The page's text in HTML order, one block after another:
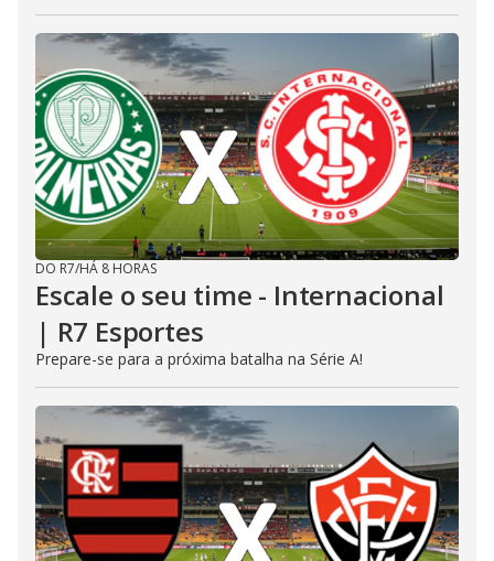
DO R7/HÁ 8 HORAS
Escale o seu time - Internacional
| R7 Esportes
Prepare-se para a próxima batalha na Série A!